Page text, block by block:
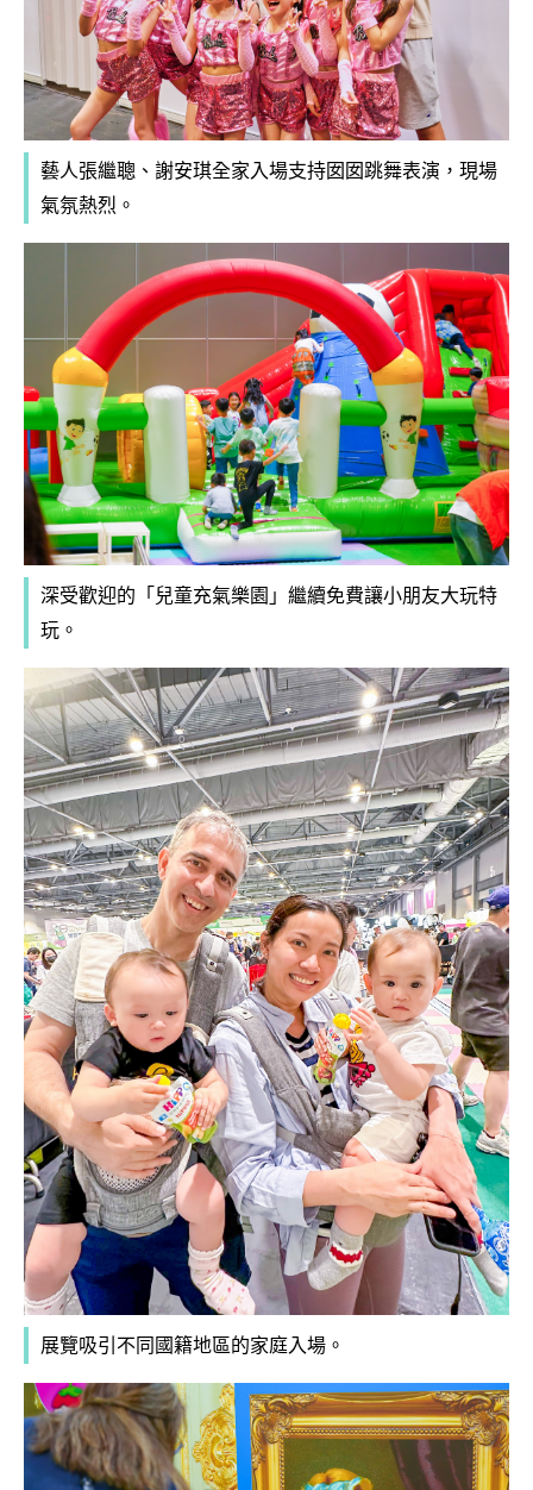
藝人張繼聰、謝安琪全家入場支持囡囡跳舞表演，現場
氣氛熱烈。
深受歡迎的「兒童充氣樂園」繼續免費讓小朋友大玩特
玩。
展覽吸引不同國籍地區的家庭入場。